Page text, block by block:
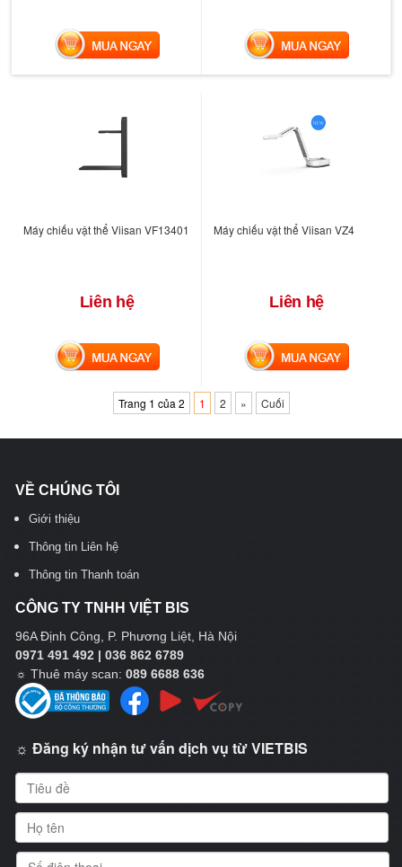
MUA NGAY MUA NGAY
Máy chiếu vật thể Viisan VF13401
Liên hệ
MUA NGAY
Máy chiếu vật thể Viisan VZ4
Liên hệ
MUA NGAY
Trang 1 của 2 1 2 » Cuối
VỀ CHÚNG TÔI
Giới thiệu
Thông tin Liên hệ
Thông tin Thanh toán
CÔNG TY TNHH VIỆT BIS
96A Định Công, P. Phương Liệt, Hà Nội
0971 491 492 | 036 862 6789
☼ Thuê máy scan: 089 6688 636
☼ Đăng ký nhận tư vấn dịch vụ từ VIETBIS